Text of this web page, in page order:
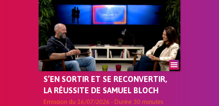
S’EN SORTIR ET SE RECONVERTIR,
LA RÉUSSITE DE SAMUEL BLOCH
Emission du 16/07/2026 - Durée 30 minutes